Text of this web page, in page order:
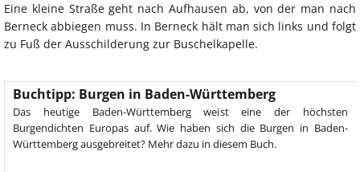
Eine kleine Straße geht nach Aufhausen ab, von der man nach
Berneck abbiegen muss. In Berneck hält man sich links und folgt
zu Fuß der Ausschilderung zur Buschelkapelle.
Buchtipp: Burgen in Baden-Württemberg
Das heutige Baden-Württemberg weist eine der höchsten
Burgendichten Europas auf. Wie haben sich die Burgen in Baden-
Württemberg ausgebreitet? Mehr dazu in diesem Buch.